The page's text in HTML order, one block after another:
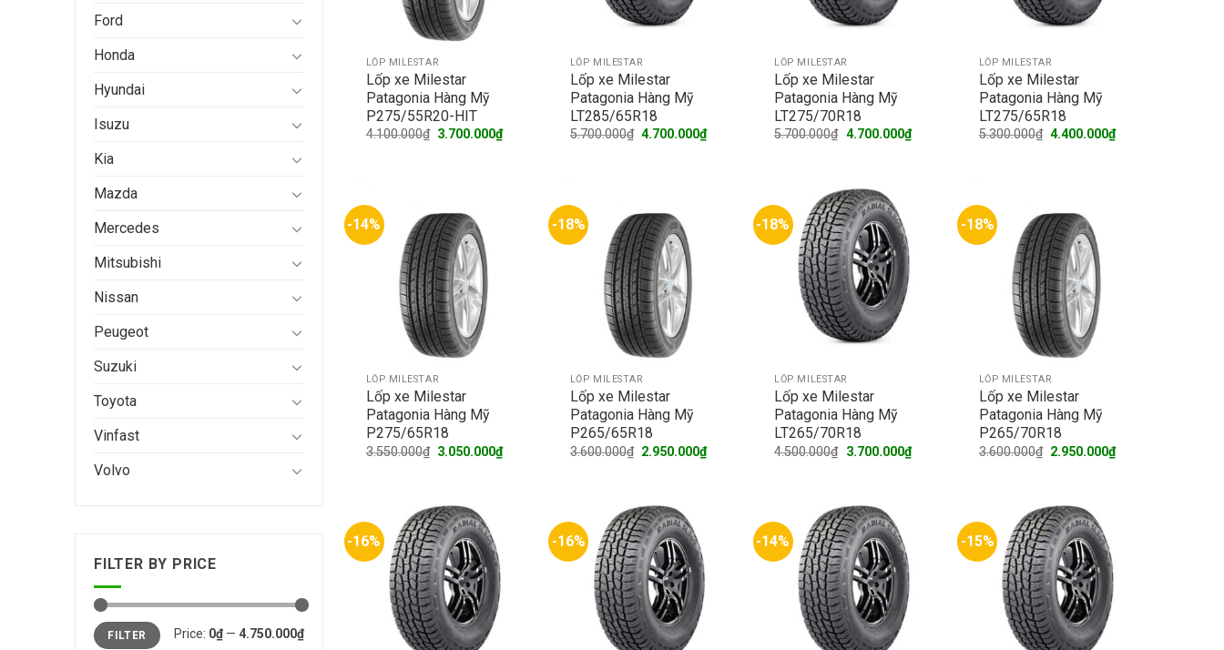
Ford
Honda
Hyundai
Isuzu
Kia
Mazda
Mercedes
Mitsubishi
Nissan
Peugeot
Suzuki
Toyota
Vinfast
Volvo
FILTER BY PRICE
Min
price
Max
priceFILTER Price: 0₫— 4.750.000₫
LỐP MILESTAR
Lốp xe Milestar
Patagonia Hàng Mỹ
P275/55R20-HIT
4.100.000₫ Original
3.700.000₫Current
price
LỐP MILESTAR
Lốp xe Milestar
Patagonia Hàng Mỹ
LT285/65R18
5.700.000₫ Original
4.700.000₫Current
price
LỐP MILESTAR
Lốp xe Milestar
Patagonia Hàng Mỹ
LT275/70R18
5.700.000₫ Original
4.700.000₫Current
price
LỐP MILESTAR
Lốp xe Milestar
Patagonia Hàng Mỹ
LT275/65R18
5.300.000₫ Original
4.400.000₫Current
price
-14%
LỐP MILESTAR
Lốp xe Milestar
Patagonia Hàng Mỹ
P275/65R18
3.550.000₫ Original
3.050.000₫Current
price
-18%
LỐP MILESTAR
Lốp xe Milestar
Patagonia Hàng Mỹ
P265/65R18
3.600.000₫ Original
2.950.000₫Current
price
-18%
LỐP MILESTAR
Lốp xe Milestar
Patagonia Hàng Mỹ
LT265/70R18
4.500.000₫ Original
3.700.000₫Current
price
-18%
LỐP MILESTAR
Lốp xe Milestar
Patagonia Hàng Mỹ
P265/70R18
3.600.000₫ Original
2.950.000₫Current
price
-16% -16% -14% -15%